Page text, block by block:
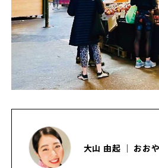
大山 由起 ｜ おお